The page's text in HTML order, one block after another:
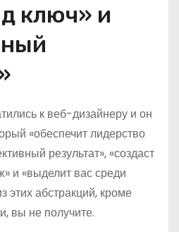
ключ» и
к веб-дизайнеру и он
«обеспечит лидерство
результат», «создаст
и «выделит вас среди
этих абстракций, кроме
вы не получите.